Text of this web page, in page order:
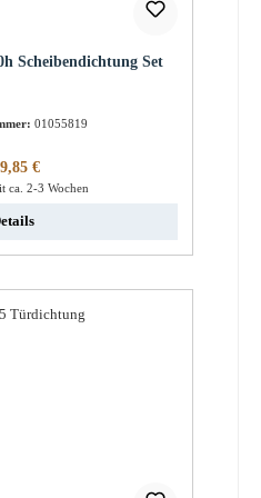
Scheibendichtung Set
01055819
Preis:
€
ca. 2-3 Wochen